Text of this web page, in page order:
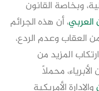
وبخاصة القانون
العربي، أن هذه الجرائم
العقاب وعدم الردع،
المزيد من
محملًا